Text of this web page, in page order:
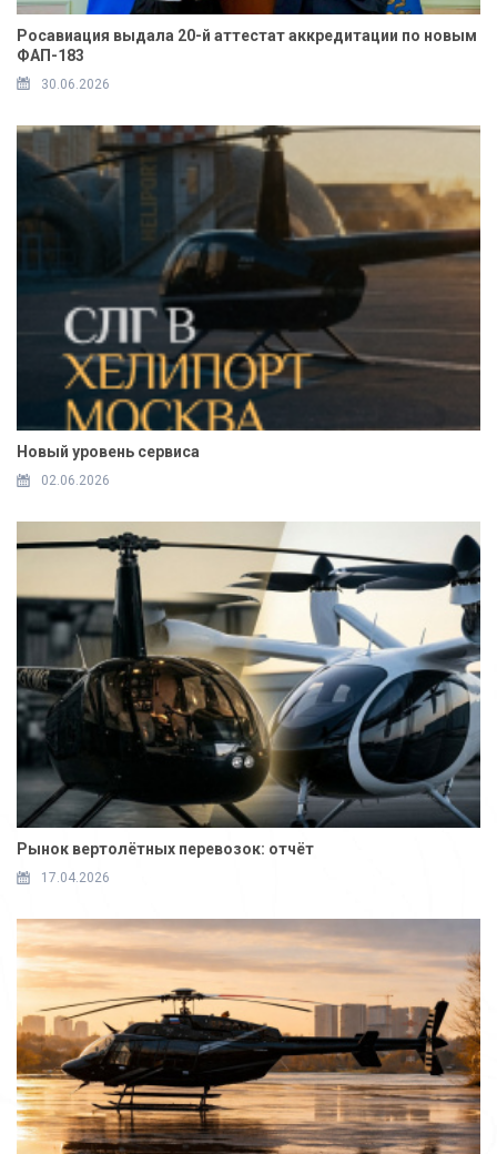
Росавиация выдала 20-й аттестат аккредитации по новым
ФАП-183
30.06.2026
Новый уровень сервиса
02.06.2026
Рынок вертолётных перевозок: отчёт
17.04.2026